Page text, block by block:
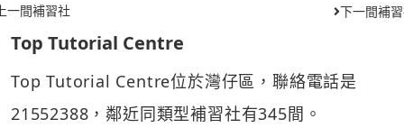
一間補習社 下一間補
Top Tutorial Centre
Top Tutorial Centre位於灣仔區，聯絡電話是
21552388，鄰近同類型補習社有345間。